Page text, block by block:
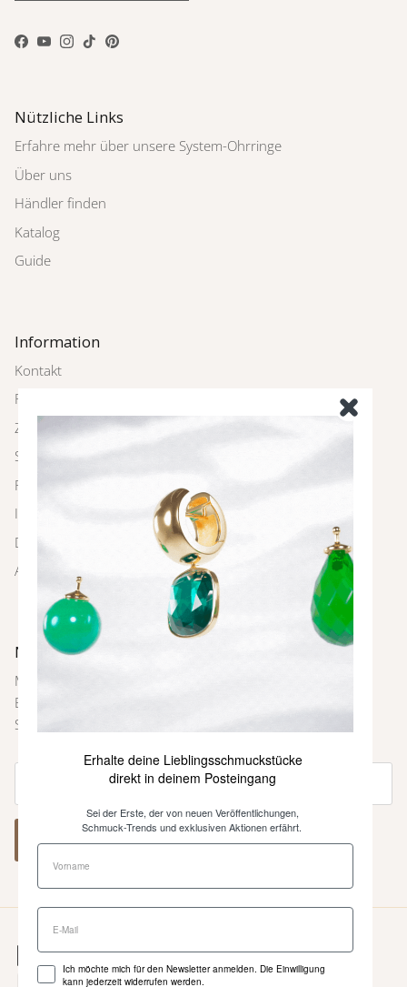
Facebook
YouTube
Instagram
TikTokPinterest
Nützliche Links
Erfahre mehr über unsere System-Ohrringe
Über uns
Händler finden
Katalog
Guide
Information
Kontakt
Rückgabe
Zahlung und Versand
Schmuckpflege
FAQ
Impressum
Datenschutz
AGBs
Newsletter
Melde dich bei unserem Newsletter an und sei immer als
Erste über neue Farben und Kollektionen, Inspirationen,
Styling-Tipps und weitere Neuigkeiten informiert.
ABONNIEREN
Erhalte deine Lieblingsschmuckstücke
direkt in deinem Posteingang
Sei der Erste, der von neuen Veröffentlichungen,
Schmuck-Trends und exklusiven Aktionen erfährt.
Ich möchte mich für den Newsletter anmelden. Die Einwilligung
kann jederzeit widerrufen werden.